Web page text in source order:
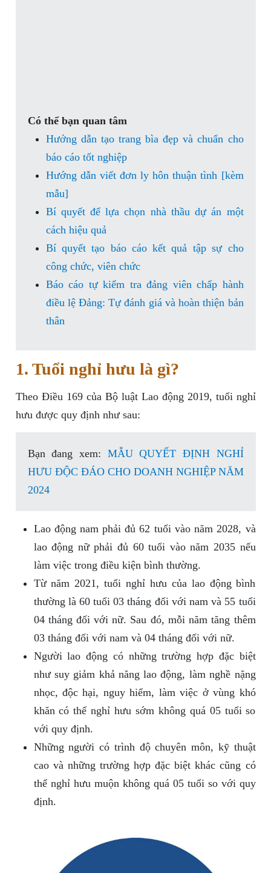
Có thể bạn quan tâm
Hướng dẫn tạo trang bìa đẹp và chuẩn cho
báo cáo tốt nghiệp
Hướng dẫn viết đơn ly hôn thuận tình [kèm
mẫu]
Bí quyết để lựa chọn nhà thầu dự án một
cách hiệu quả
Bí quyết tạo báo cáo kết quả tập sự cho
công chức, viên chức
Báo cáo tự kiểm tra đảng viên chấp hành
điều lệ Đảng: Tự đánh giá và hoàn thiện bản
thân
1. Tuổi nghỉ hưu là gì?
Theo Điều 169 của Bộ luật Lao động 2019, tuổi nghỉ
hưu được quy định như sau:
Bạn đang xem: MẪU QUYẾT ĐỊNH NGHỈ
HƯU ĐỘC ĐÁO CHO DOANH NGHIỆP NĂM
2024
Lao động nam phải đủ 62 tuổi vào năm 2028, và
lao động nữ phải đủ 60 tuổi vào năm 2035 nếu
làm việc trong điều kiện bình thường.
Từ năm 2021, tuổi nghỉ hưu của lao động bình
thường là 60 tuổi 03 tháng đối với nam và 55 tuổi
04 tháng đối với nữ. Sau đó, mỗi năm tăng thêm
03 tháng đối với nam và 04 tháng đối với nữ.
Người lao động có những trường hợp đặc biệt
như suy giảm khả năng lao động, làm nghề nặng
nhọc, độc hại, nguy hiểm, làm việc ở vùng khó
khăn có thể nghỉ hưu sớm không quá 05 tuổi so
với quy định.
Những người có trình độ chuyên môn, kỹ thuật
cao và những trường hợp đặc biệt khác cũng có
thể nghỉ hưu muộn không quá 05 tuổi so với quy
định.